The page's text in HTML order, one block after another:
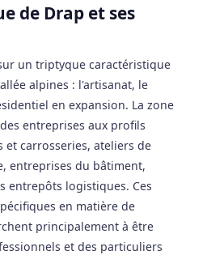
de Drap et ses
un triptyque caractéristique
alpines : l'artisanat, le
en expansion. La zone
entreprises aux profils
et carrosseries, ateliers de
entreprises du bâtiment,
entrepôts logistiques. Ces
en matière de
principalement à être
et des particuliers